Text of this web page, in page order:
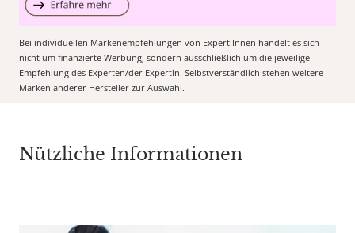
Bei individuellen Markenempfehlungen von Expert:Innen handelt es sich
nicht um finanzierte Werbung, sondern ausschließlich um die jeweilige
Empfehlung des Experten/der Expertin. Selbstverständlich stehen weitere
Marken anderer Hersteller zur Auswahl.
Nützliche Informationen